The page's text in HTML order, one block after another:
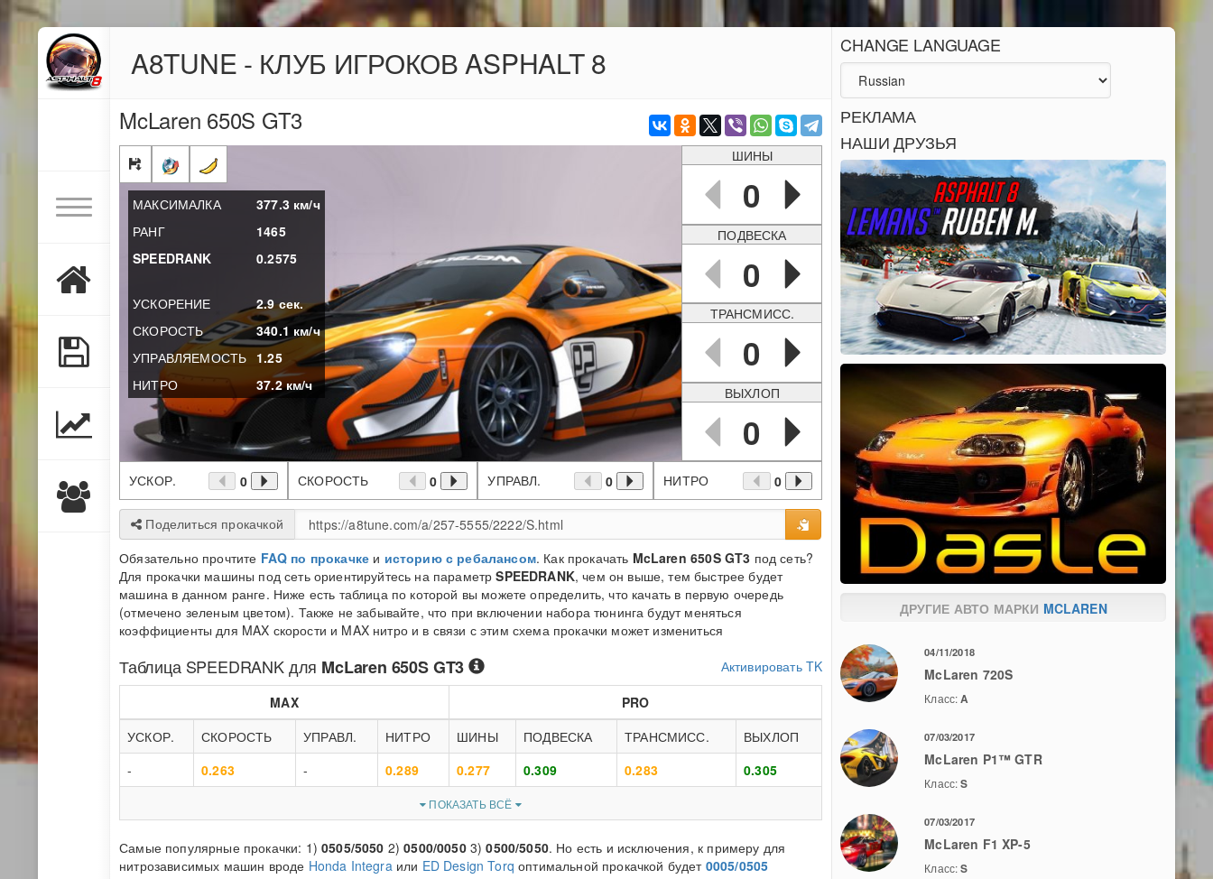
A8TUNE - КЛУБ ИГРОКОВ ASPHALT 8
McLaren 650S GT3
МАКСИМАЛКА 377.3км/ч
РАНГ
1465
SPEEDRANK
0.2575
УСКОРЕНИЕ 2.9сек.
СКОРОСТЬ
340.1 км/ч
УПРАВЛЯЕМОСТЬ 1.25
НИТРО
37.2км/ч
ШИНЫ
0
ПОДВЕСКА
0
ТРАНСМИСС.
0
ВЫХЛОП
0
УСКОР. 0 СКОРОСТЬ 0 УПРАВЛ. 0 НИТРО 0
Поделиться прокачкой
Обязательно прочтите FAQ по прокачке и историю с ребалансом. Как прокачать McLaren 650S GT3 под сеть?
Для прокачки машины под сеть ориентируйтесь на параметрSPEEDRANK, чем он выше, тем быстрее будет
машина в данном ранге. Ниже есть таблица по которой вы можете определить, что качать в первую очередь
(отмечено зеленым цветом). Также не забывайте, что при включении набора тюнинга будут меняться
коэффициенты для MAX скорости и MAX нитро и в связи с этим схема прокачки может измениться
Таблица SPEEDRANKдля McLaren 650S GT3
Активировать TK
MAX
PRO
УСКОР.
СКОРОСТЬ УПРАВЛ. НИТРО ШИНЫ ПОДВЕСКА ТРАНСМИСС.
ВЫХЛОП
-
0.263 - 0.289 0.277 0.309 0.283 0.305
ПОКАЗАТЬ ВСЁ
Самые популярные прокачки: 1)0505/5050 2)0500/00503)0500/5050. Но есть и исключения, к примеру для
нитрозависимых машин вроде Honda Integraили ED Design Torq оптимальной прокачкой будет 0005/0505
CHANGE LANGUAGE
РЕКЛАМА
НАШИ ДРУЗЬЯ
ДРУГИЕ АВТО МАРКИ MCLAREN
04/11/2018
McLaren 720S
Класс:A
07/03/2017
McLaren P1™ GTR
Класс:S
07/03/2017
McLaren F1 XP-5
Класс:S